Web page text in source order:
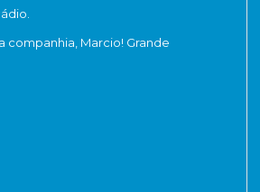
companhia, Marcio! Grande